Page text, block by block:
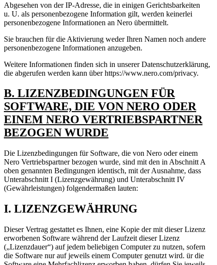
Abgesehen von der IP-Adresse, die in einigen Gerichtsbarkeiten
u. U. als personenbezogene Information gilt, werden keinerlei
personenbezogene Informationen an Nero übermittelt.
Sie brauchen für die Aktivierung weder Ihren Namen noch andere
personenbezogene Informationen anzugeben.
Weitere Informationen finden sich in unserer Datenschutzerklärung,
die abgerufen werden kann über https://www.nero.com/privacy.
B. LIZENZBEDINGUNGEN FÜR
SOFTWARE, DIE VON NERO ODER
EINEM NERO VERTRIEBSPARTNER
BEZOGEN WURDE
Die Lizenzbedingungen für Software, die von Nero oder einem
Nero Vertriebspartner bezogen wurde, sind mit den in Abschnitt A
oben genannten Bedingungen identisch, mit der Ausnahme, dass
Unterabschnitt I (Lizenzgewährung) und Unterabschnitt IV
(Gewährleistungen) folgendermaßen lauten:
I. LIZENZGEWÄHRUNG
Dieser Vertrag gestattet es Ihnen, eine Kopie der mit dieser Lizenz
erworbenen Software während der Laufzeit dieser Lizenz
(„Lizenzdauer“) auf jedem beliebigen Computer zu nutzen, sofern
die Software nur auf jeweils einem Computer genutzt wird. ür die